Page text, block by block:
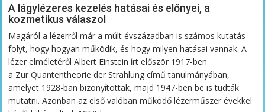
A lágylézeres kezelés hatásai és előnyei, a
kozmetikus válaszol
Magáról a lézerről már a múlt évszázadban is számos kutatás
folyt, hogy hogyan működik, és hogy milyen hatásai vannak. A
lézer elméletéről Albert Einstein írt először 1917-ben
a Zur Quantentheorie der Strahlung című tanulmányában,
amelyet 1928-ban bizonyítottak, majd 1947-ben be is tudták
mutatni. Azonban az első valóban működő lézerműszer évekkel